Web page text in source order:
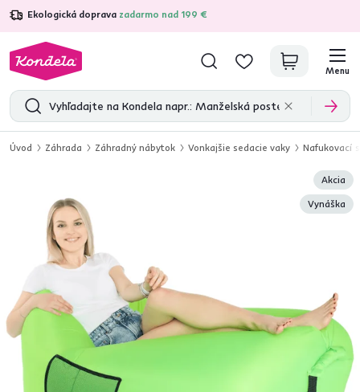
Ekologická doprava zadarmo nad 199 €
4,7 31 285overených produktových recenzií
Menu
Úvod Záhrada Záhradný nábytok Vonkajšie sedacie vaky Nafukovací
Akcia
Vynáška